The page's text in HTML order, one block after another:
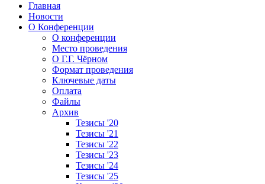
Главная
Новости
О Конференции
О конференции
Место проведения
О Г.Г. Чёрном
Формат проведения
Ключевые даты
Оплата
Файлы
Архив
Тезисы '20
Тезисы '21
Тезисы '22
Тезисы '23
Тезисы '24
Тезисы '25